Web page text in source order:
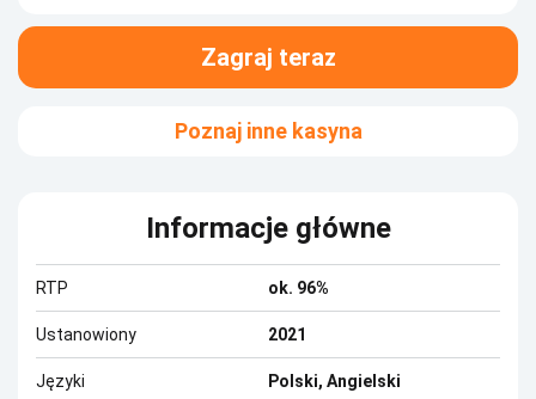
Zagraj teraz
Poznaj inne kasyna
Informacje główne
RTP ok. 96%
Ustanowiony 2021
Języki Polski, Angielski